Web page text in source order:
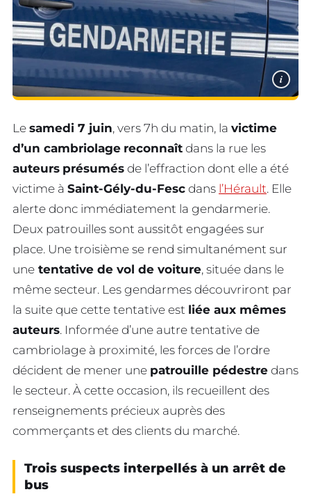
i
Le samedi 7 juin, vers 7h du matin, la victime
d’un cambriolage reconnaît dans la rue les
auteurs présumés de l’effraction dont elle a été
victime à Saint-Gély-du-Fesc dans l’Hérault. Elle
alerte donc immédiatement la gendarmerie.
Deux patrouilles sont aussitôt engagées sur
place. Une troisième se rend simultanément sur
une tentative de vol de voiture, située dans le
même secteur. Les gendarmes découvriront par
la suite que cette tentative est liée aux mêmes
auteurs. Informée d’une autre tentative de
cambriolage à proximité, les forces de l’ordre
décident de mener une patrouille pédestre dans
le secteur. À cette occasion, ils recueillent des
renseignements précieux auprès des
commerçants et des clients du marché.
Trois suspects interpellés à un arrêt de
bus